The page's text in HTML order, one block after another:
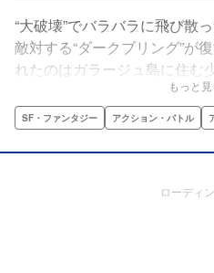
“大破壊”でバラバラに飛び散
敵対する“ダークブリング”が
れたのはガラージュ島に住む
もっと
SF・ファンタジー アクション・バトル
ローディ